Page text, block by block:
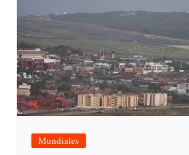
Mundiales